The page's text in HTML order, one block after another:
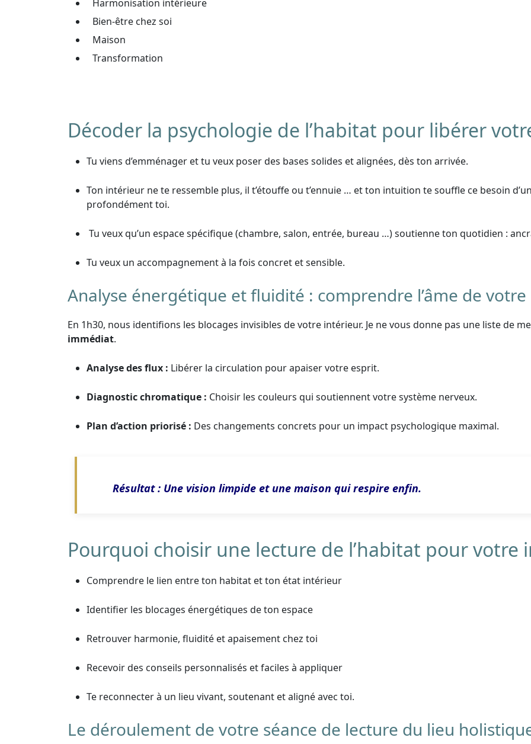
Harmonisation intérieure
Bien-être chez soi
Maison
Transformation
Décoder la psychologie de l’habitat pour libérer
Tu viens d’emménager et tu veux poser des bases solides et alignées, dès ton arrivée.
Ton intérieur ne te ressemble plus, il t’étouffe ou t’ennuie … et ton intuition te souffle ce besoin
profondément toi.
Tu veux qu’un espace spécifique (chambre, salon, entrée, bureau …) soutienne ton quotidien :
Tu veux un accompagnement à la fois concret et sensible.
Analyse énergétique et fluidité : comprendre l’âme de votre
En 1h30, nous identifions les blocages invisibles de votre intérieur. Je ne vous donne pas une liste de
immédiat.
Analyse des flux : Libérer la circulation pour apaiser votre esprit.
Diagnostic chromatique : Choisir les couleurs qui soutiennent votre système nerveux.
Plan d’action priorisé : Des changements concrets pour un impact psychologique maximal.
Résultat : Une vision limpide et une maison qui respire enfin.
Pourquoi choisir une lecture de l’habitat pour votre
Comprendre le lien entre ton habitat et ton état intérieur
Identifier les blocages énergétiques de ton espace
Retrouver harmonie, fluidité et apaisement chez toi
Recevoir des conseils personnalisés et faciles à appliquer
Te reconnecter à un lieu vivant, soutenant et aligné avec toi.
Le déroulement de votre séance de lecture du lieu